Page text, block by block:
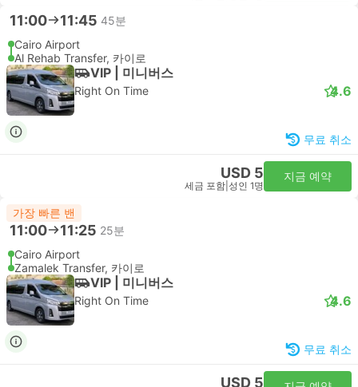
11:00 11:45 45분
Cairo Airport
Al Rehab Transfer, 카이로
VIP | 미니버스
Right On Time 4.6
무료 취소
USD 5
세금 포함 성인 1명
지금 예약
가장 빠른 밴
11:00 11:25 25분
Cairo Airport
Zamalek Transfer, 카이로
VIP | 미니버스
Right On Time 4.6
무료 취소
USD 5